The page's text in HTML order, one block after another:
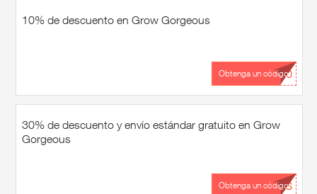
10% de descuento en Grow Gorgeous
...10
Obtenga un código
30% de descuento y envío estándar gratuito en Grow
Gorgeous
...DS
Obtenga un código